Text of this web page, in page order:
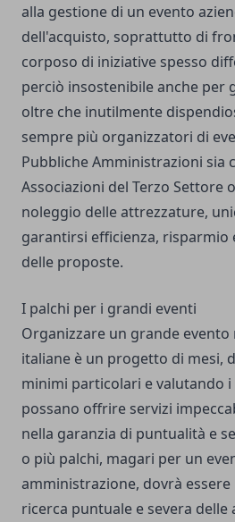
alla gestione di un evento
dell'acquisto, soprattutto di
corposo di iniziative spesso
perciò insostenibile anche per
oltre che inutilmente
sempre più organizzatori di
Pubbliche Amministrazioni sia
Associazioni del Terzo Settore
noleggio delle attrezzature,
garantirsi efficienza, risparmio
delle proposte.
I palchi per i grandi eventi
Organizzare un grande
italiane è un progetto di mesi,
minimi particolari e valutando
possano offrire servizi
nella garanzia di puntualità e
o più palchi, magari per un
amministrazione, dovrà
ricerca puntuale e severa delle